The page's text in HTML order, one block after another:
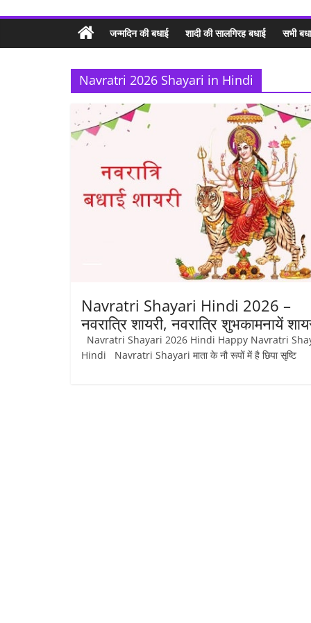
जन्मदिन की बधाई शादी की सालगिरह बधाई सभी
Navratri 2026 Shayari in Hindi
Navratri Shayari Hindi 2026 –
नवरात्रि शायरी, नवरात्रि शुभकामनायें
Navratri Shayari 2026 Hindi Happy Navratri
Hindi Navratri Shayari माता के नौ रूपों में है छिपा सृष्टि